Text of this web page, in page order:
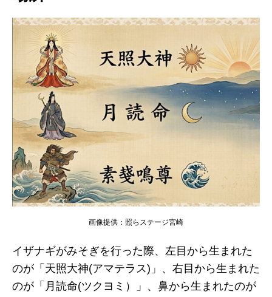
画像提供：照らステージ宮崎
イザナギがみそぎを行った際、左目から生まれた
のが「天照大神(アマテラス)」、右目から生まれた
のが「月読命(ツクヨミ）」、鼻から生まれたのが